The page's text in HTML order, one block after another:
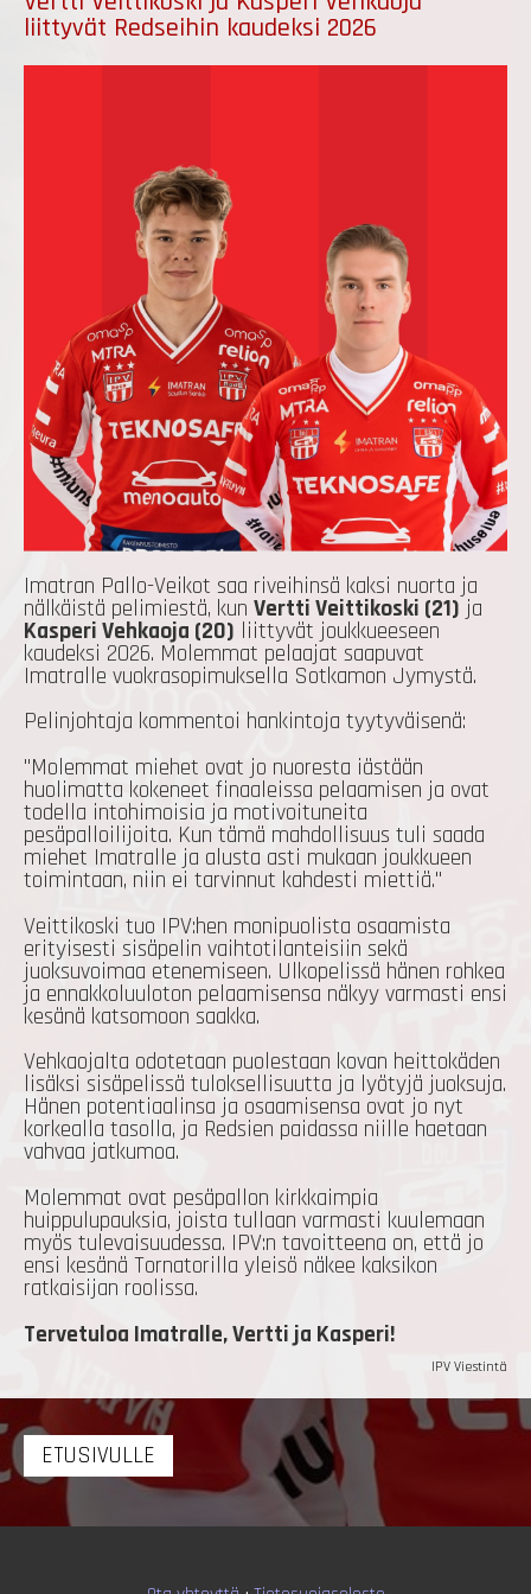
liittyvät Redseihin kaudeksi 2026
Imatran Pallo-Veikot saa riveihinsä kaksi nuorta ja
nälkäistä pelimiestä, kun Vertti Veittikoski (21) ja
Kasperi Vehkaoja (20) liittyvät joukkueeseen
kaudeksi 2026. Molemmat pelaajat saapuvat
Imatralle vuokrasopimuksella Sotkamon Jymystä.
Pelinjohtaja kommentoi hankintoja tyytyväisenä:
"Molemmat miehet ovat jo nuoresta iästään
huolimatta kokeneet finaaleissa pelaamisen ja ovat
todella intohimoisia ja motivoituneita
pesäpalloilijoita. Kun tämä mahdollisuus tuli saada
miehet Imatralle ja alusta asti mukaan joukkueen
toimintaan, niin ei tarvinnut kahdesti miettiä."
Veittikoski tuo IPV:hen monipuolista osaamista
erityisesti sisäpelin vaihtotilanteisiin sekä
juoksuvoimaa etenemiseen. Ulkopelissä hänen rohkea
ja ennakkoluuloton pelaamisensa näkyy varmasti ensi
kesänä katsomoon saakka.
Vehkaojalta odotetaan puolestaan kovan heittokäden
lisäksi sisäpelissä tuloksellisuutta ja lyötyjä juoksuja.
Hänen potentiaalinsa ja osaamisensa ovat jo nyt
korkealla tasolla, ja Redsien paidassa niille haetaan
vahvaa jatkumoa.
Molemmat ovat pesäpallon kirkkaimpia
huippulupauksia, joista tullaan varmasti kuulemaan
myös tulevaisuudessa. IPV:n tavoitteena on, että jo
ensi kesänä Tornatorilla yleisö näkee kaksikon
ratkaisijan roolissa.
Tervetuloa Imatralle, Vertti ja Kasperi!
IPV Viestintä
ETUSIVULLE